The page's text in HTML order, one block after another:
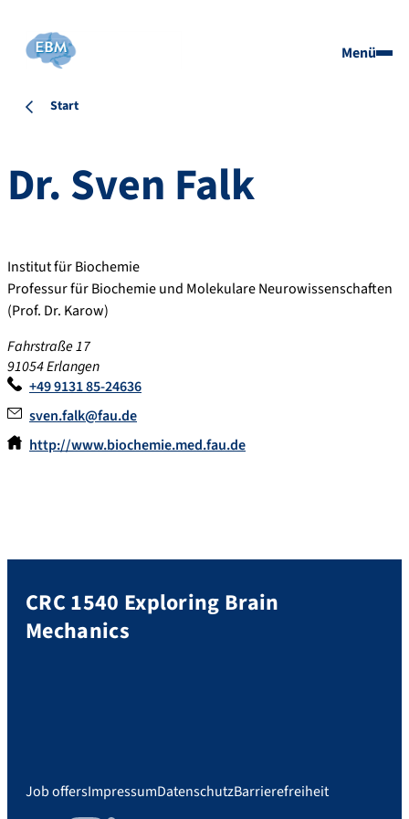
Menü
Start
Dr. Sven Falk
Institut für Biochemie
Professur für Biochemie und Molekulare Neurowissenschaften
(Prof. Dr. Karow)
Fahrstraße 17
91054 Erlangen
+49 9131 85-24636
sven.falk@fau.de
http://www.biochemie.med.fau.de
CRC 1540 Exploring Brain
Mechanics
Job offersImpressumDatenschutzBarrierefreiheit